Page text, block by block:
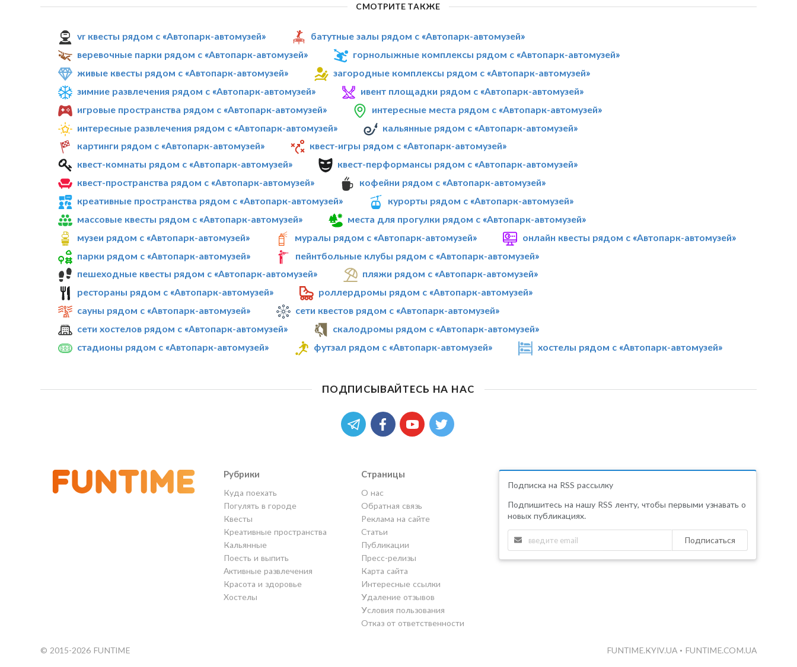
СМОТРИТЕ ТАКЖЕ
vr квесты рядом с «Автопарк-автомузей»
батутные залы рядом с «Автопарк-автомузей»
веревочные парки рядом с «Автопарк-автомузей»
горнолыжные комплексы рядом с «Автопарк-автомузей»
живые квесты рядом с «Автопарк-автомузей»
загородные комплексы рядом с «Автопарк-автомузей»
зимние развлечения рядом с «Автопарк-автомузей»
ивент площадки рядом с «Автопарк-автомузей»
игровые пространства рядом с «Автопарк-автомузей»
интересные места рядом с «Автопарк-автомузей»
интересные развлечения рядом с «Автопарк-автомузей»
кальянные рядом с «Автопарк-автомузей»
картинги рядом с «Автопарк-автомузей»
квест-игры рядом с «Автопарк-автомузей»
квест-комнаты рядом с «Автопарк-автомузей»
квест-перформансы рядом с «Автопарк-автомузей»
квест-пространства рядом с «Автопарк-автомузей»
кофейни рядом с «Автопарк-автомузей»
креативные пространства рядом с «Автопарк-автомузей»
курорты рядом с «Автопарк-автомузей»
массовые квесты рядом с «Автопарк-автомузей»
места для прогулки рядом с «Автопарк-автомузей»
музеи рядом с «Автопарк-автомузей»
муралы рядом с «Автопарк-автомузей»
онлайн квесты рядом с «Автопарк-автомузей»
парки рядом с «Автопарк-автомузей»
пейнтбольные клубы рядом с «Автопарк-автомузей»
пешеходные квесты рядом с «Автопарк-автомузей»
пляжи рядом с «Автопарк-автомузей»
рестораны рядом с «Автопарк-автомузей»
роллердромы рядом с «Автопарк-автомузей»
сауны рядом с «Автопарк-автомузей»
сети квестов рядом с «Автопарк-автомузей»
сети хостелов рядом с «Автопарк-автомузей»
скалодромы рядом с «Автопарк-автомузей»
стадионы рядом с «Автопарк-автомузей»
футзал рядом с «Автопарк-автомузей» хостелы рядом с «Автопарк-автомузей»
ПОДПИСЫВАЙТЕСЬ НА НАС
Рубрики
Куда поехать
Погулять в городе
Квесты
Креативные пространства
Кальянные
Поесть и выпить
Активные развлечения
Красота и здоровье
Хостелы
Страницы
О нас
Обратная связь
Реклама на сайте
Статьи
Публикации
Пресс-релизы
Карта сайта
Интересные ссылки
Удаление отзывов
Условия пользования
Отказ от ответственности
Подписка на RSS рассылку
Подпишитесь на нашу RSS ленту, чтобы первыми узнавать о
новых публикациях.
Подписаться
© 2015-2026 FUNTIME FUNTIME.KYIV.UA • FUNTIME.COM.UA